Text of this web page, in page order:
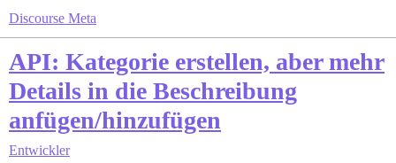
Discourse Meta
API: Kategorie erstellen, aber mehr
Details in die Beschreibung
anfügen/hinzufügen
Entwickler